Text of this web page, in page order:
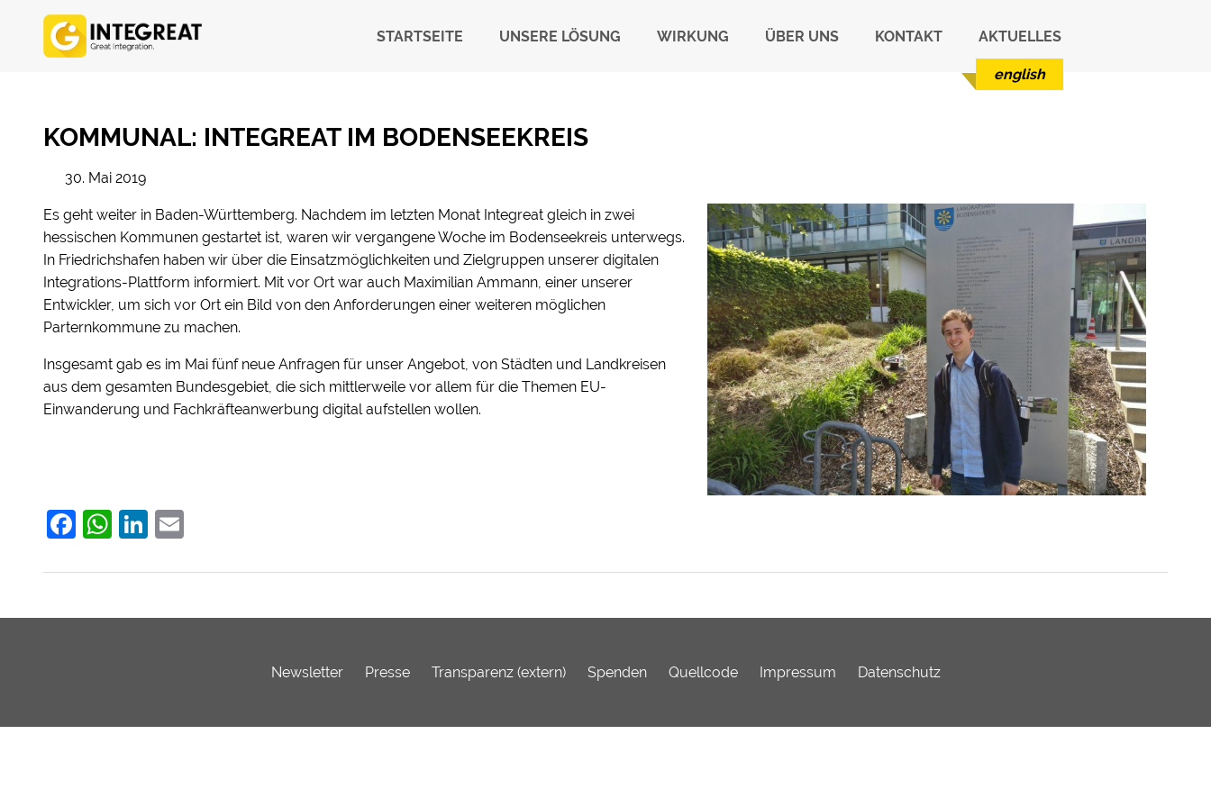
STARTSEITE UNSERE LÖSUNG WIRKUNG ÜBER UNS KONTAKT AKTUELLES
english
KOMMUNAL: INTEGREAT IM BODENSEEKREIS
30. Mai 2019
Es geht weiter in Baden-Württemberg. Nachdem im letzten Monat Integreat gleich in zwei
hessischen Kommunen gestartet ist, waren wir vergangene Woche im Bodenseekreis unterwegs.
In Friedrichshafen haben wir über die Einsatzmöglichkeiten und Zielgruppen unserer digitalen
Integrations-Plattform informiert. Mit vor Ort war auch Maximilian Ammann, einer unserer
Entwickler, um sich vor Ort ein Bild von den Anforderungen einer weiteren möglichen
Parternkommune zu machen.
Insgesamt gab es im Mai fünf neue Anfragen für unser Angebot, von Städten und Landkreisen
aus dem gesamten Bundesgebiet, die sich mittlerweile vor allem für die Themen EU-
Einwanderung und Fachkräfteanwerbung digital aufstellen wollen.
Facebook
WhatsApp
LinkedIn
Newsletter Presse Transparenz (extern) Spenden Quellcode Impressum Datenschutz